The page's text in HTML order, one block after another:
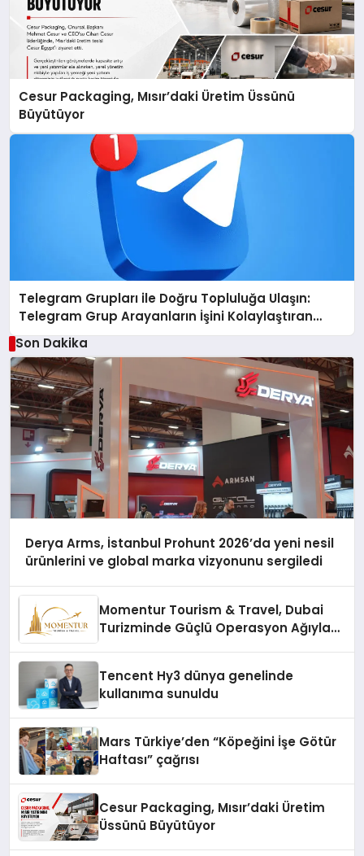
Cesur Packaging, Mısır’daki Üretim Üssünü
Büyütüyor
Telegram Grupları ile Doğru Topluluğa Ulaşın:
Telegram Grup Arayanların İşini Kolaylaştıran
Çözüm
Son Dakika
Derya Arms, İstanbul Prohunt 2026’da yeni nesil
ürünlerini ve global marka vizyonunu sergiledi
Momentur Tourism & Travel, Dubai
Turizminde Güçlü Operasyon Ağıyla
Tencent Hy3 dünya genelinde
kullanıma sunuldu
Mars Türkiye’den “Köpeğini İşe Götür
Haftası” çağrısı
Cesur Packaging, Mısır’daki Üretim
Üssünü Büyütüyor